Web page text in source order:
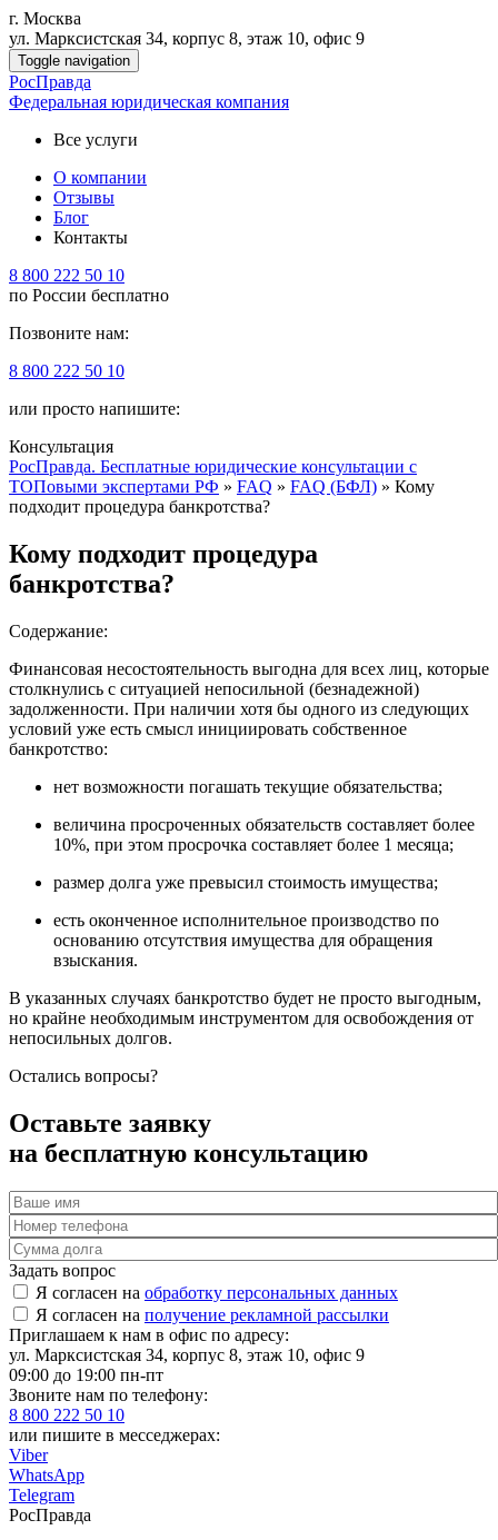
г. Москва
ул. Марксистская 34, корпус 8, этаж 10, офис 9
Toggle navigation
РосПравда
Федеральная юридическая компания
Все услуги
О компании
Отзывы
Блог
Контакты
8 800 222 50 10
по России бесплатно
Позвоните нам:
8 800 222 50 10
или просто напишите:
Консультация
РосПравда. Бесплатные юридические консультации с
ТОПовыми экспертами РФ » FAQ » FAQ (БФЛ) » Кому
подходит процедура банкротства?
Кому подходит процедура
банкротства?
Содержание:
Финансовая несостоятельность выгодна для всех лиц, которые
столкнулись с ситуацией непосильной (безнадежной)
задолженности. При наличии хотя бы одного из следующих
условий уже есть смысл инициировать собственное
банкротство:
нет возможности погашать текущие обязательства;
величина просроченных обязательств составляет более
10%, при этом просрочка составляет более 1 месяца;
размер долга уже превысил стоимость имущества;
есть оконченное исполнительное производство по
основанию отсутствия имущества для обращения
взыскания.
В указанных случаях банкротство будет не просто выгодным,
но крайне необходимым инструментом для освобождения от
непосильных долгов.
Остались вопросы?
Оставьте заявку
на бесплатную консультацию
Задать вопрос
Я согласен на обработку персональных данных
Я согласен на получение рекламной рассылки
Приглашаем к нам в офис по адресу:
ул. Марксистская 34, корпус 8, этаж 10, офис 9
09:00 до 19:00 пн-пт
Звоните нам по телефону:
8 800 222 50 10
или пишите в месседжерах:
Viber
WhatsApp
Telegram
РосПравда